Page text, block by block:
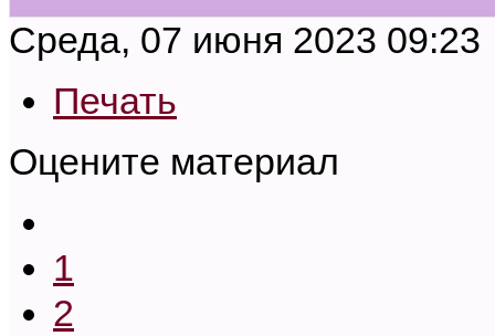
Среда, 07 июня 2023 09:23
Печать
Оцените материал
1
2